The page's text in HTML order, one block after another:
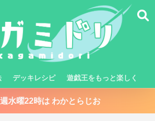
デッキレシピ 遊戯王をもっと楽しく
水曜22時は わかとらじお